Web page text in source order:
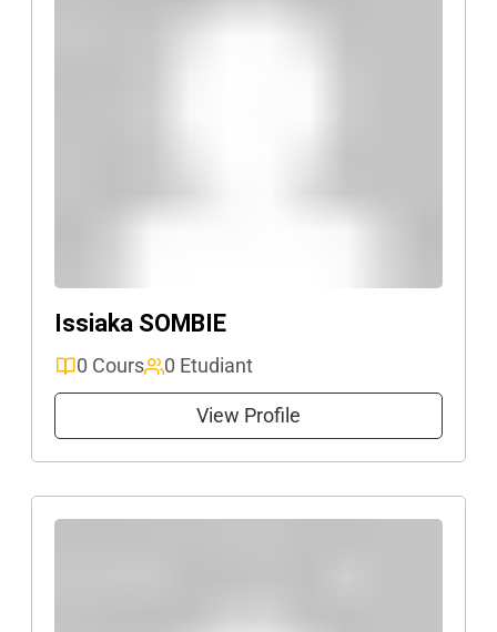
Issiaka SOMBIE
0 Cours 0 Etudiant
View Profile